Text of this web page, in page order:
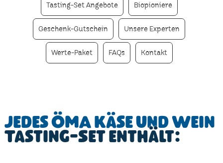
Tasting-Set Angebote Biopioniere
Geschenk-Gutschein Unsere Experten
Werte-Paket FAQs Kontakt
Jedes ÖMA Käse und Wein
Tasting-Set enthält: